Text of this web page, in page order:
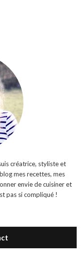
créatrice, styliste et
mes recettes, mes
envie de cuisiner et
pas si compliqué !